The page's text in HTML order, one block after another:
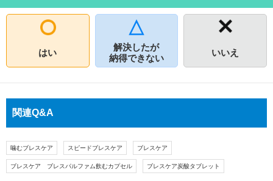
はい
解決したが
納得できない
いいえ
関連Q&A
噛むブレスケア スピードブレスケア ブレスケア
ブレスケア ブレスパルファム飲むカプセル ブレスケア炭酸タブレット